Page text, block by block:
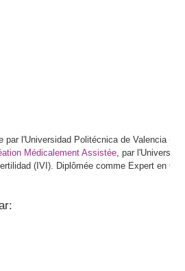
par l'Universidad Politécnica de Valencia
Médicalement Assistée, par l'Université
(IVI). Diplômée comme Expert en